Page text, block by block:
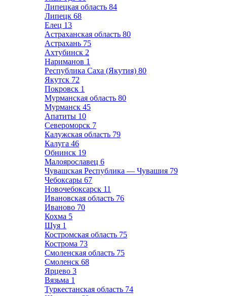
Липецкая область 84
Липецк 68
Елец 13
Астраханская область 80
Астрахань 75
Ахтубинск 2
Нариманов 1
Республика Саха (Якутия) 80
Якутск 72
Покровск 1
Мурманская область 80
Мурманск 45
Апатиты 10
Североморск 7
Калужская область 79
Калуга 46
Обнинск 19
Малоярославец 6
Чувашская Республика — Чувашия 79
Чебоксары 67
Новочебоксарск 11
Ивановская область 76
Иваново 70
Кохма 5
Шуя 1
Костромская область 75
Кострома 73
Смоленская область 75
Смоленск 68
Ярцево 3
Вязьма 1
Туркестанская область 74